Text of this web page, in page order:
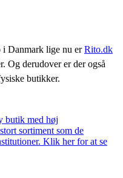
i Danmark lige nu erRito.dk
Og derudover er der også
butikker.
butik med høj
sortiment som de
Klik her for at se